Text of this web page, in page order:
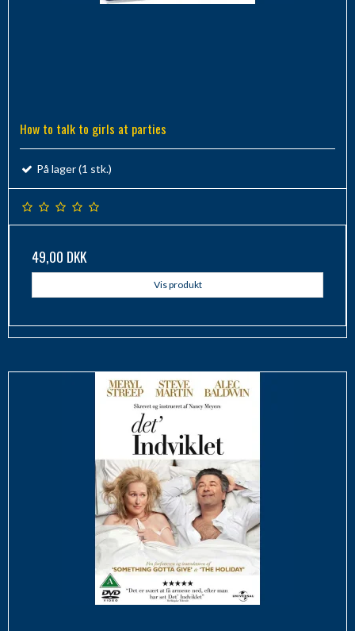
How to talk to girls at parties
På lager (1 stk.)
49,00 DKK
Vis produkt